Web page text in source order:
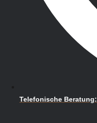
Telefonische Beratung: